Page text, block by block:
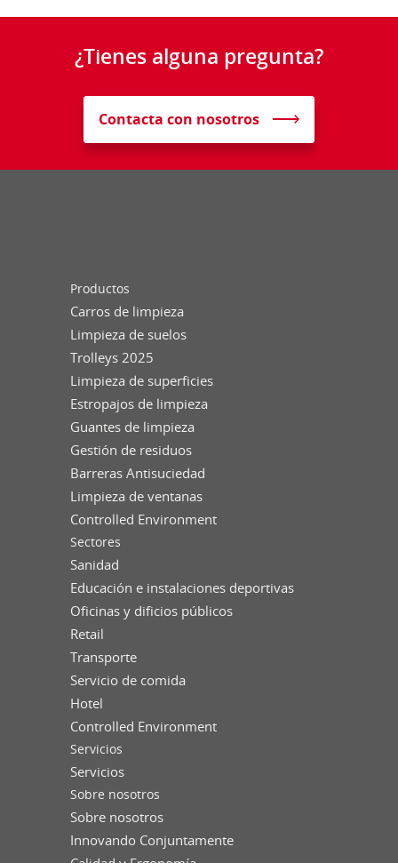
¿Tienes alguna pregunta?
Contacta con nosotros
Productos
Carros de limpieza
Limpieza de suelos
Trolleys 2025
Limpieza de superficies
Estropajos de limpieza
Guantes de limpieza
Gestión de residuos
Barreras Antisuciedad
Limpieza de ventanas
Controlled Environment
Sectores
Sanidad
Educación e instalaciones deportivas
Oficinas y dificios públicos
Retail
Transporte
Servicio de comida
Hotel
Controlled Environment
Servicios
Servicios
Sobre nosotros
Sobre nosotros
Innovando Conjuntamente